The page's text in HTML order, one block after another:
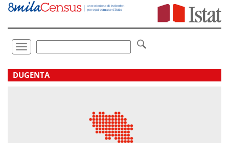
Vai
direttamente
Toggle
navigation
.
DUGENTA